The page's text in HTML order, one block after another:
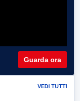
Guarda ora
VEDI TUTTI